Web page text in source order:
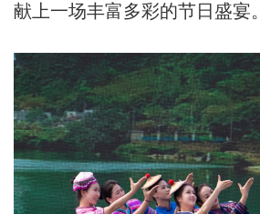
献上一场丰富多彩的节日盛宴。